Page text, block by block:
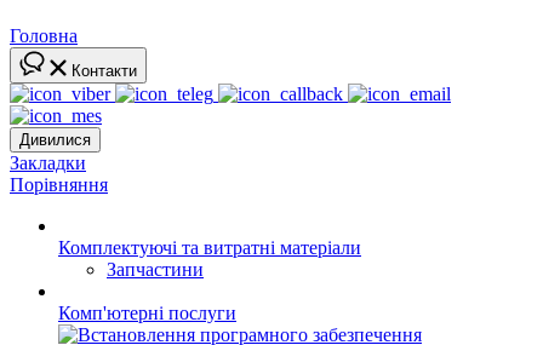
Головна
Контакти
Дивилися
Закладки
Порівняння
Комплектуючі та витратні матеріали
Запчастини
Комп'ютерні послуги